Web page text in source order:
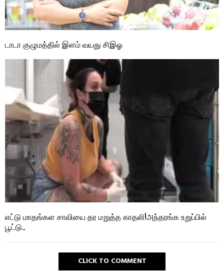
டாடா குழுமத்தில் இளம் வயது சிஇஓ
எட்டு மாதங்கள சாவியை தர மறுத்த காதலி!அந்தரங்க உறுப்பில்
பூட்டு..
CLICK TO COMMENT